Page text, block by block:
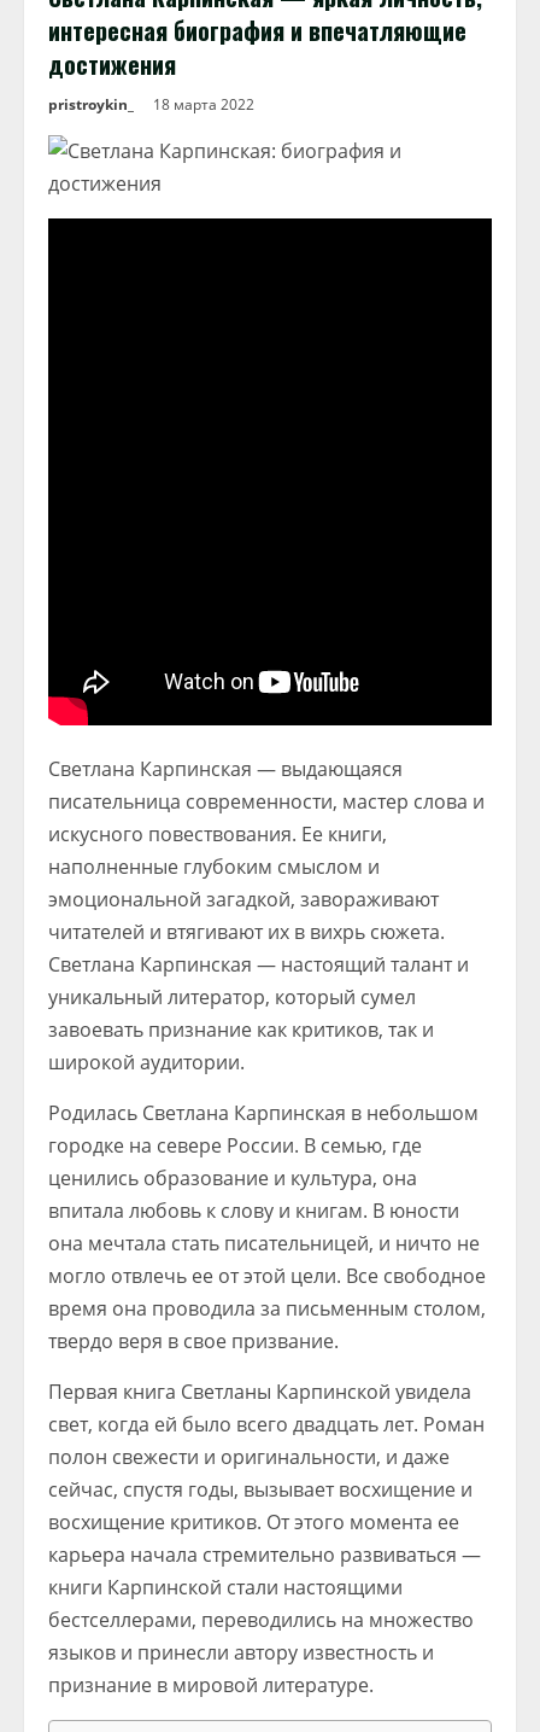
интересная биография и впечатляющие
достижения
pristroykin_ 18 марта 2022
Светлана Карпинская — выдающаяся
писательница современности, мастер слова и
искусного повествования. Ее книги,
наполненные глубоким смыслом и
эмоциональной загадкой, завораживают
читателей и втягивают их в вихрь сюжета.
Светлана Карпинская — настоящий талант и
уникальный литератор, который сумел
завоевать признание как критиков, так и
широкой аудитории.
Родилась Светлана Карпинская в небольшом
городке на севере России. В семью, где
ценились образование и культура, она
впитала любовь к слову и книгам. В юности
она мечтала стать писательницей, и ничто не
могло отвлечь ее от этой цели. Все свободное
время она проводила за письменным столом,
твердо веря в свое призвание.
Первая книга Светланы Карпинской увидела
свет, когда ей было всего двадцать лет. Роман
полон свежести и оригинальности, и даже
сейчас, спустя годы, вызывает восхищение и
восхищение критиков. От этого момента ее
карьера начала стремительно развиваться —
книги Карпинской стали настоящими
бестселлерами, переводились на множество
языков и принесли автору известность и
признание в мировой литературе.